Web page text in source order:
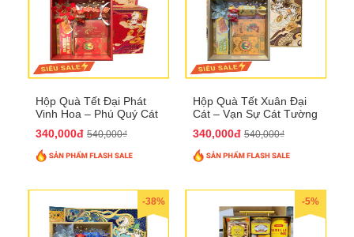
Hộp Quà Tết Đại Phát
Vinh Hoa – Phú Quý Cát
340,000đ 540,000₫
Hộp Quà Tết Xuân Đại
Cát – Vạn Sự Cát Tường
340,000đ 540,000₫
-38% -5%